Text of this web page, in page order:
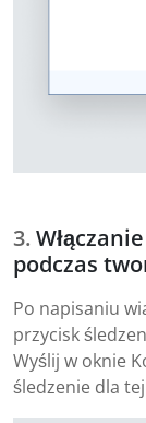
podczas
Po napisaniu
przycisk
Wyślij w oknie
śledzenie dla